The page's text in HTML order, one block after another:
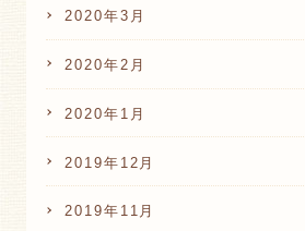
2020年3月
2020年2月
2020年1月
2019年12月
2019年11月